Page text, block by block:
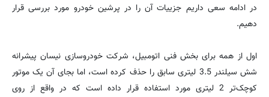
در ادامه سعی داریم جزییات آن را در پرشین خودرو مورد بررسی قرار
دهیم.
اول از همه برای بخش فنی اتومبیل، شرکت خودروسازی نیسان پیشرانه
شش سیلندر 3.5 لیتری سابق را حذف کرده است، اما بجای آن یک موتور
کوچک‌تر 2 لیتری مورد استفاده قرار داده است که در واقع از روی